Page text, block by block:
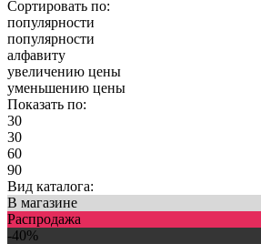
Сортировать по:
популярности
популярности
алфавиту
увеличению цены
уменьшению цены
Показать по:
30
30
60
90
Вид каталога:
В магазине
Распродажа
-40%